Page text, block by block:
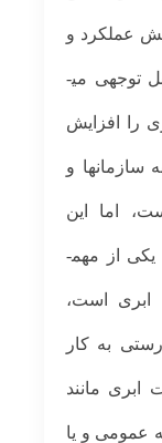
عملکرد و
توجهی می­
را افزایش
سازمانها و
اما این
یکی از مهم­
ابری است،
به کار
ابری مانند
عمومی و یا